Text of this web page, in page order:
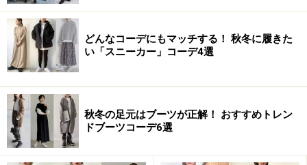
どんなコーデにもマッチする！ 秋冬に履きた
い「スニーカー」コーデ4選
秋冬の足元はブーツが正解！ おすすめトレン
ドブーツコーデ6選